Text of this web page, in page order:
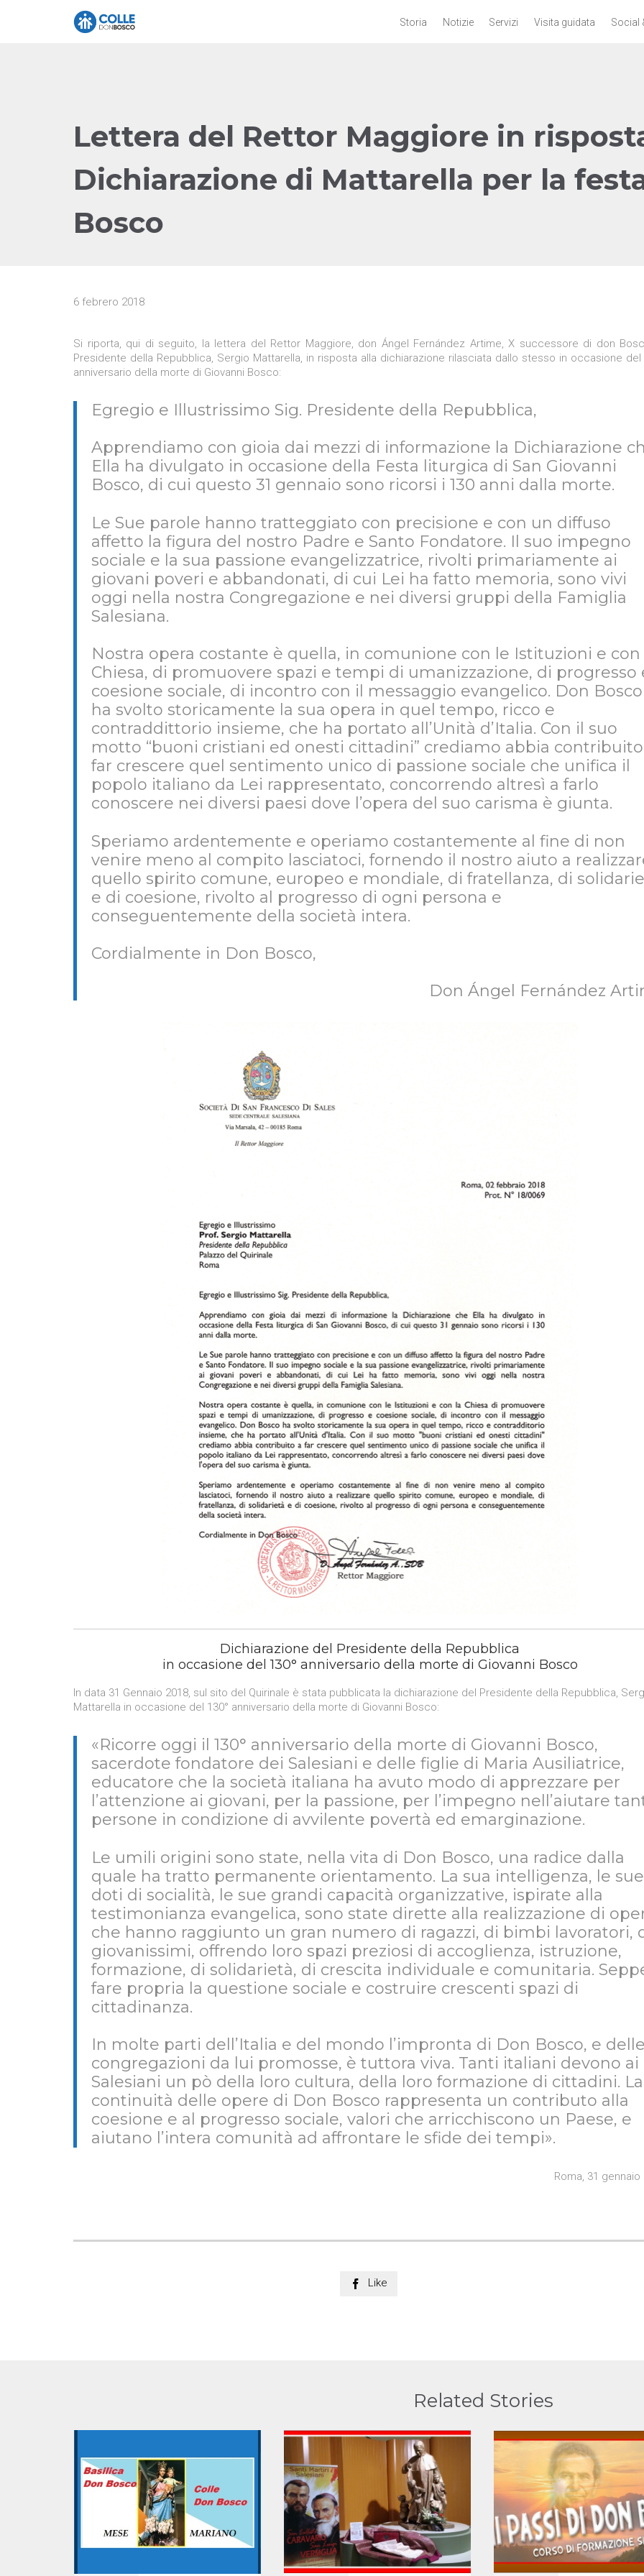
Storia Notizie Servizi Visita guidata Social
Lettera del Rettor Maggiore in
Dichiarazione di Mattarella per la
Bosco
6 febrero 2018
Si riporta, qui di seguito, la lettera del Rettor Maggiore, don Ángel Fernández Artime, X successore di don
Presidente della Repubblica, Sergio Mattarella, in risposta alla dichiarazione rilasciata dallo stesso in occasione del
anniversario della morte di Giovanni Bosco:
Egregio e Illustrissimo Sig. Presidente della Repubblica,
Apprendiamo con gioia dai mezzi di informazione la Dichiarazione
Ella ha divulgato in occasione della Festa liturgica di San Giovanni
Bosco, di cui questo 31 gennaio sono ricorsi i 130 anni dalla morte.
Le Sue parole hanno tratteggiato con precisione e con un diffuso
affetto la figura del nostro Padre e Santo Fondatore. Il suo impegno
sociale e la sua passione evangelizzatrice, rivolti primariamente ai
giovani poveri e abbandonati, di cui Lei ha fatto memoria, sono vivi
oggi nella nostra Congregazione e nei diversi gruppi della Famiglia
Salesiana.
Nostra opera costante è quella, in comunione con le Istituzioni e con
Chiesa, di promuovere spazi e tempi di umanizzazione, di progresso
coesione sociale, di incontro con il messaggio evangelico. Don Bosco
ha svolto storicamente la sua opera in quel tempo, ricco e
contraddittorio insieme, che ha portato all’Unità d’Italia. Con il suo
motto “buoni cristiani ed onesti cittadini” crediamo abbia
far crescere quel sentimento unico di passione sociale che unifica il
popolo italiano da Lei rappresentato, concorrendo altresì a farlo
conoscere nei diversi paesi dove l’opera del suo carisma è giunta.
Speriamo ardentemente e operiamo costantemente al fine di non
venire meno al compito lasciatoci, fornendo il nostro aiuto a
quello spirito comune, europeo e mondiale, di fratellanza, di
e di coesione, rivolto al progresso di ogni persona e
conseguentemente della società intera.
Cordialmente in Don Bosco,
Don Ángel Fernández
Dichiarazione del Presidente della Repubblica
in occasione del 130° anniversario della morte di Giovanni Bosco
In data 31 Gennaio 2018, sul sito del Quirinale è stata pubblicata la dichiarazione del Presidente della Repubblica,
Mattarella in occasione del 130° anniversario della morte di Giovanni Bosco:
«Ricorre oggi il 130° anniversario della morte di Giovanni Bosco,
sacerdote fondatore dei Salesiani e delle figlie di Maria Ausiliatrice,
educatore che la società italiana ha avuto modo di apprezzare per
l’attenzione ai giovani, per la passione, per l’impegno nell’aiutare
persone in condizione di avvilente povertà ed emarginazione.
Le umili origini sono state, nella vita di Don Bosco, una radice dalla
quale ha tratto permanente orientamento. La sua intelligenza, le sue
doti di socialità, le sue grandi capacità organizzative, ispirate alla
testimonianza evangelica, sono state dirette alla realizzazione di
che hanno raggiunto un gran numero di ragazzi, di bimbi lavoratori,
giovanissimi, offrendo loro spazi preziosi di accoglienza, istruzione,
formazione, di solidarietà, di crescita individuale e comunitaria.
fare propria la questione sociale e costruire crescenti spazi di
cittadinanza.
In molte parti dell’Italia e del mondo l’impronta di Don Bosco, e
congregazioni da lui promosse, è tuttora viva. Tanti italiani devono ai
Salesiani un pò della loro cultura, della loro formazione di cittadini. La
continuità delle opere di Don Bosco rappresenta un contributo alla
coesione e al progresso sociale, valori che arricchiscono un Paese, e
aiutano l’intera comunità ad affrontare le sfide dei tempi».
Roma, 31 gennaio
 Like
Related Stories